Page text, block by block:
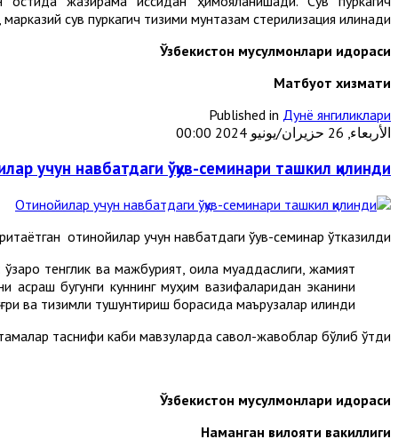
сув пуркагич тизими мунтазам стерилизация қилинади.
Ўзбекистон мусулмонлари идораси
Матбуот хизмати
Published in Дунё янгиликлари
الأربعاء, 26 حزيران/يونيو 2024 00:00
учун навбатдаги ўқув-семинари ташкил қилинди
отинойилар учун навбатдаги ўқув-семинар ўтказилди.
тенглик ва мажбурият, оила муқаддаслиги, жамият
асраш бугунги куннинг муҳим вазифаларидан эканини
ва тизимли тушунтириш борасида маърузалар қилинди.
таснифи каби мавзуларда савол-жавоблар бўлиб ўтди.
Ўзбекистон мусулмонлари идораси
Наманган вилояти вакиллиги